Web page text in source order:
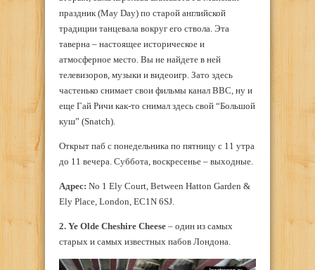
праздник (May Day) по старой английской
традиции танцевала вокруг его ствола. Эта
таверна – настоящее историческое и
атмосферное место. Вы не найдете в ней
телевизоров, музыки и видеоигр. Зато здесь
частенько снимает свои фильмы канал BBC, ну и
еще Гай Ричи как-то снимал здесь свой “Большой
куш” (Snatch).
Открыт паб с понедельника по пятницу с 11 утра
до 11 вечера. Суббота, воскресенье – выходные.
Адрес: No 1 Ely Court, Between Hatton Garden &
Ely Place, London, EC1N 6SJ.
2. Ye Olde Cheshire Cheese – один из самых
старых и самых известных пабов Лондона.